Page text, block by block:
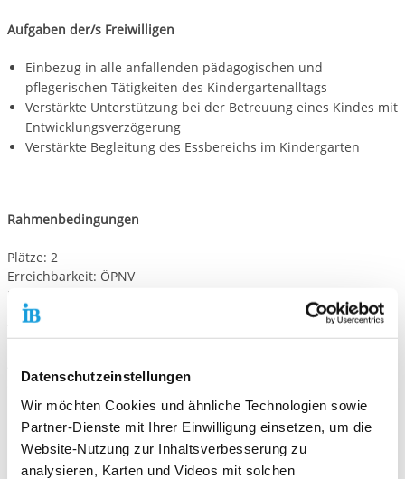
Datenschutzeinstellungen
Wir möchten Cookies und ähnliche Technologien sowie
Partner-Dienste mit Ihrer Einwilligung einsetzen, um die
Website-Nutzung zur Inhaltsverbesserung zu
analysieren, Karten und Videos mit solchen
Aufgaben der/s Freiwilligen
Einbezug in alle anfallenden pädagogischen und
pflegerischen Tätigkeiten des Kindergartenalltags
Verstärkte Unterstützung bei der Betreuung eines Kindes mit
Entwicklungsverzögerung
Verstärkte Begleitung des Essbereichs im Kindergarten
Rahmenbedingungen
Plätze: 2
Erreichbarkeit: ÖPNV
Unterkunft: nein
Sonstiges: Teilnahme an Dienstbesprechungen, Feiern, Festen
und Elternarbeit
Hier gelangst du zurHomepageder Einsatzstelle.